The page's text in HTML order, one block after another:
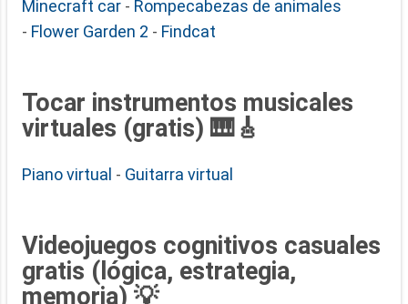
Minecraft car - Rompecabezas de animales
- Flower Garden 2 - Findcat
Tocar instrumentos musicales
virtuales (gratis) 🎹🎸
Piano virtual - Guitarra virtual
Videojuegos cognitivos casuales
gratis (lógica, estrategia,
memoria) 💡